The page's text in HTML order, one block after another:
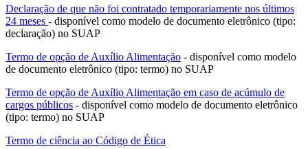
Declaração de que não foi contratado temporariamente nos últimos
24 meses - disponível como modelo de documento eletrônico (tipo:
declaração) no SUAP
Termo de opção de Auxílio Alimentação - disponível como modelo
de documento eletrônico (tipo: termo) no SUAP
Termo de opção de Auxílio Alimentação em caso de acúmulo de
cargos públicos - disponível como modelo de documento eletrônico
(tipo: termo) no SUAP
Termo de ciência ao Código de Ética